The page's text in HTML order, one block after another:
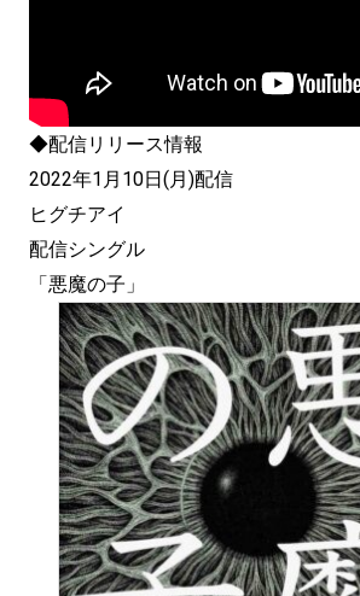
◆配信リリース情報
2022年1月10日(月)配信
ヒグチアイ
配信シングル
「悪魔の子」